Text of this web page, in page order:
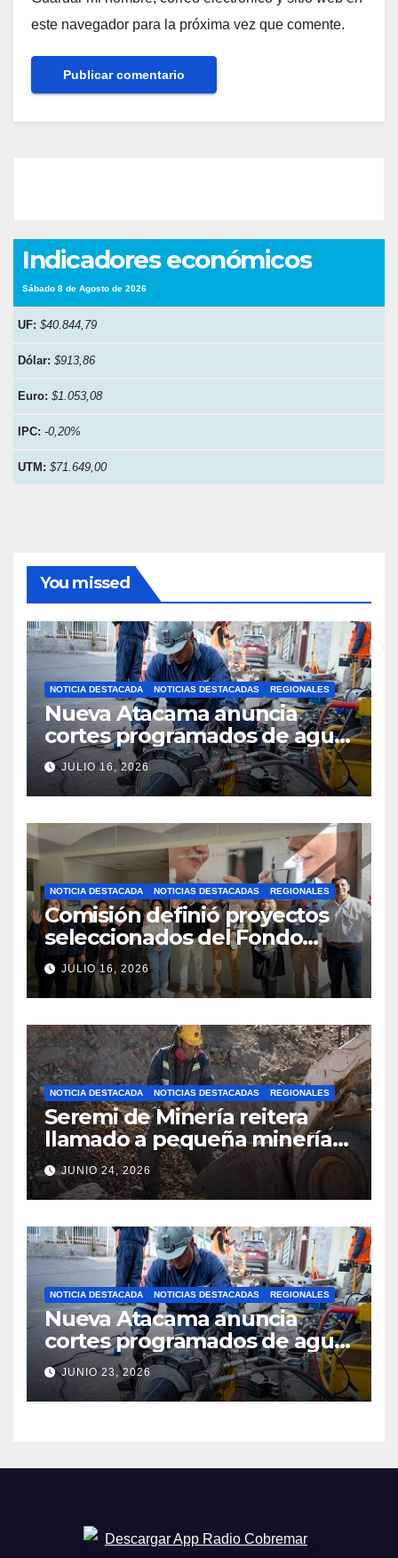
este navegador para la próxima vez que comente.
Indicadores económicos
Sábado 8 de Agosto de 2026
UF: $40.844,79
Dólar: $913,86
Euro: $1.053,08
IPC: -0,20%
UTM: $71.649,00
You missed
NOTICIA DESTACADA NOTICIAS DESTACADAS REGIONALES
Nueva Atacama anuncia
cortes programados de agua
potable en Copiapó y
Caldera: revisa fechas,
horarios y sectores
JULIO 16, 2026
NOTICIA DESTACADA NOTICIAS DESTACADAS REGIONALES
Comisión definió proyectos
seleccionados del Fondo
Concursable 2026 de Nueva
Atacama
JULIO 16, 2026
NOTICIA DESTACADA NOTICIAS DESTACADAS REGIONALES
Seremi de Minería reitera
llamado a pequeña minería
para postulaciones PAMMA
Equipa y Desarrolla 2026
JUNIO 24, 2026
NOTICIA DESTACADA NOTICIAS DESTACADAS REGIONALES
Nueva Atacama anuncia
cortes programados de agua
potable en Copiapó y
Caldera: revisa fechas,
horarios y sectores
JUNIO 23, 2026